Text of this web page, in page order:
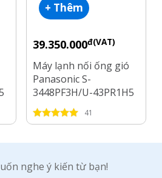
+ Thêm
39.350.000đ(VAT)
Máy lạnh nối ống gió
Panasonic S-
3448PF3H/U-43PR1H5
Inverter 5 Hp
41
nghe ý kiến từ bạn!